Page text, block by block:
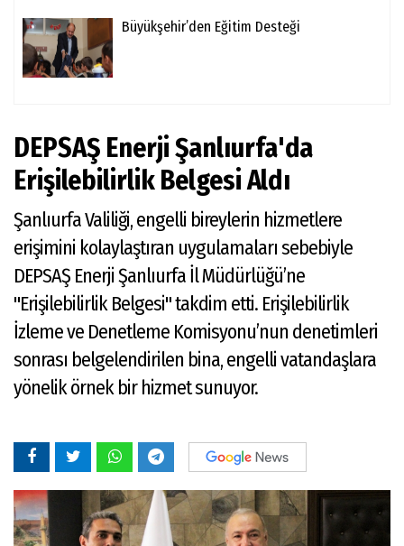
Büyükşehir’den Eğitim Desteği
DEPSAŞ Enerji Şanlıurfa'da
Erişilebilirlik Belgesi Aldı
Şanlıurfa Valiliği, engelli bireylerin hizmetlere
erişimini kolaylaştıran uygulamaları sebebiyle
DEPSAŞ Enerji Şanlıurfa İl Müdürlüğü’ne
"Erişilebilirlik Belgesi" takdim etti. Erişilebilirlik
İzleme ve Denetleme Komisyonu’nun denetimleri
sonrası belgelendirilen bina, engelli vatandaşlara
yönelik örnek bir hizmet sunuyor.